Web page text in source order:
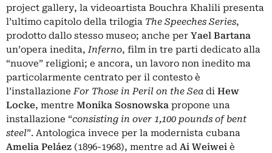
project gallery, la videoartista Bouchra Khalili presenta
l’ultimo capitolo della trilogia The Speeches Series,
prodotto dallo stesso museo; anche per Yael Bartana
un’opera inedita,Inferno, film in tre parti dedicato alla
“nuove” religioni; e ancora, un lavoro non inedito ma
particolarmente centrato per il contesto è
l’installazioneFor Those in Peril on the Sea di Hew
Locke, mentre Monika Sosnowska propone una
installazione “consisting in over 1,100 pounds of bent
steel”. Antologica invece per la modernista cubana
Amelia Peláez (1896-1968), mentre ad Ai Weiwei è